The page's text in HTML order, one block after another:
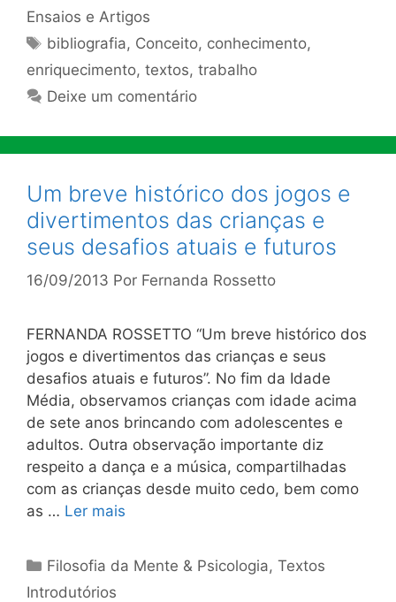
Ensaios e Artigos
Tags
bibliografia, Conceito, conhecimento,
enriquecimento, textos, trabalho
Deixe um comentário
Um breve histórico dos jogos e
divertimentos das crianças e
seus desafios atuais e futuros
16/09/2013 Por Fernanda Rossetto
FERNANDA ROSSETTO “Um breve histórico dos
jogos e divertimentos das crianças e seus
desafios atuais e futuros”. No fim da Idade
Média, observamos crianças com idade acima
de sete anos brincando com adolescentes e
adultos. Outra observação importante diz
respeito a dança e a música, compartilhadas
com as crianças desde muito cedo, bem como
as … Ler mais
Categorias
Filosofia da Mente & Psicologia,Textos
Introdutórios